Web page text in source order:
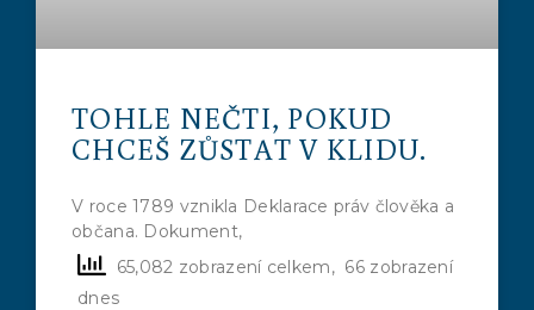
TOHLE NEČTI, POKUD
CHCEŠ ZŮSTAT V KLIDU.
V roce 1789 vznikla Deklarace práv člověka a
občana. Dokument,
65,082 zobrazení celkem, 66 zobrazení
dnes